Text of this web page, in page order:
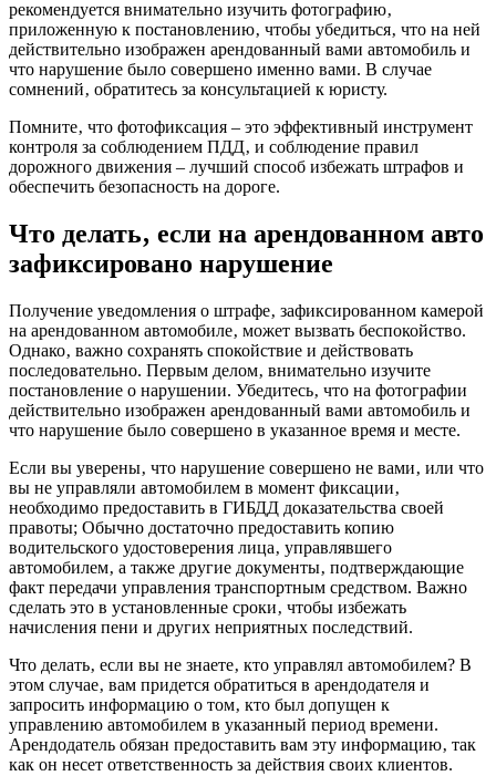
рекомендуется внимательно изучить фотографию‚
приложенную к постановлению‚ чтобы убедиться‚ что на ней
действительно изображен арендованный вами автомобиль и
что нарушение было совершено именно вами. В случае
сомнений‚ обратитесь за консультацией к юристу.
Помните‚ что фотофиксация – это эффективный инструмент
контроля за соблюдением ПДД‚ и соблюдение правил
дорожного движения – лучший способ избежать штрафов и
обеспечить безопасность на дороге.
Что делать‚ если на арендованном авто
зафиксировано нарушение
Получение уведомления о штрафе‚ зафиксированном камерой
на арендованном автомобиле‚ может вызвать беспокойство.
Однако‚ важно сохранять спокойствие и действовать
последовательно. Первым делом‚ внимательно изучите
постановление о нарушении. Убедитесь‚ что на фотографии
действительно изображен арендованный вами автомобиль и
что нарушение было совершено в указанное время и месте.
Если вы уверены‚ что нарушение совершено не вами‚ или что
вы не управляли автомобилем в момент фиксации‚
необходимо предоставить в ГИБДД доказательства своей
правоты; Обычно достаточно предоставить копию
водительского удостоверения лица‚ управлявшего
автомобилем‚ а также другие документы‚ подтверждающие
факт передачи управления транспортным средством. Важно
сделать это в установленные сроки‚ чтобы избежать
начисления пени и других неприятных последствий.
Что делать‚ если вы не знаете‚ кто управлял автомобилем? В
этом случае‚ вам придется обратиться в арендодателя и
запросить информацию о том‚ кто был допущен к
управлению автомобилем в указанный период времени.
Арендодатель обязан предоставить вам эту информацию‚ так
как он несет ответственность за действия своих клиентов.